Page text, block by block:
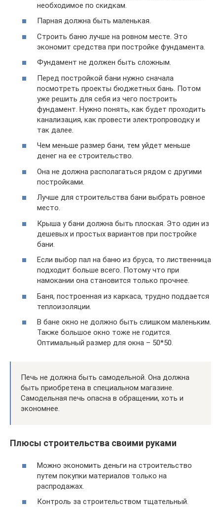
необходимое по скидкам.
Парная должна быть маленькая.
Строить баню лучше на ровном месте. Это
экономит средства при постройке фундамента.
Фундамент не должен быть сложным.
Перед постройкой бани нужно сначала
посмотреть проекты бюджетных бань. Потом
уже решить для себя из чего построить
фундамент. Нужно понять, как будет проходить
канализация, как провести электропроводку и
так далее.
Чем меньше размер бани, тем уйдет меньше
денег на ее строительство.
Она не должна располагаться рядом с другими
постройками.
Лучше для строительства бани выбрать ровное
место.
Крыша у бани должна быть плоская. Это один из
дешевых и простых вариантов при постройке
бани.
Если выбор пал на баню из бруса, то лиственница
подходит больше всего. Потому что при
намокании она становится только прочнее.
Баня, построенная из каркаса, трудно поддается
теплоизоляции.
В бане окно не должно быть слишком маленьким.
Также большое окно тоже не годится.
Оптимальный размер для окна – 50*50.
Печь не должна быть самодельной. Она должна
быть приобретена в специальном магазине.
Самодельная печь опасна в обращении, хоть и
экономнее.
Плюсы строительства своими руками
Можно экономить деньги на строительство
путем покупки материалов только на
распродажах.
Контроль за строительством тщательный.